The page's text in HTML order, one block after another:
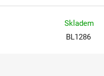
Skladem
BL1286